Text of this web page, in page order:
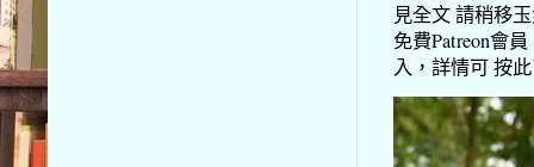
見全文 請稍移
免費Patreon會
入，詳情可 按